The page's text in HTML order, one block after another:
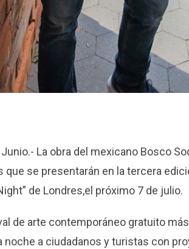
La obra del mexicano Bosco
que se presentarán en la tercera
de Londres,el próximo 7 de julio.
de arte contemporáneo gratuito
noche a ciudadanos y turistas con